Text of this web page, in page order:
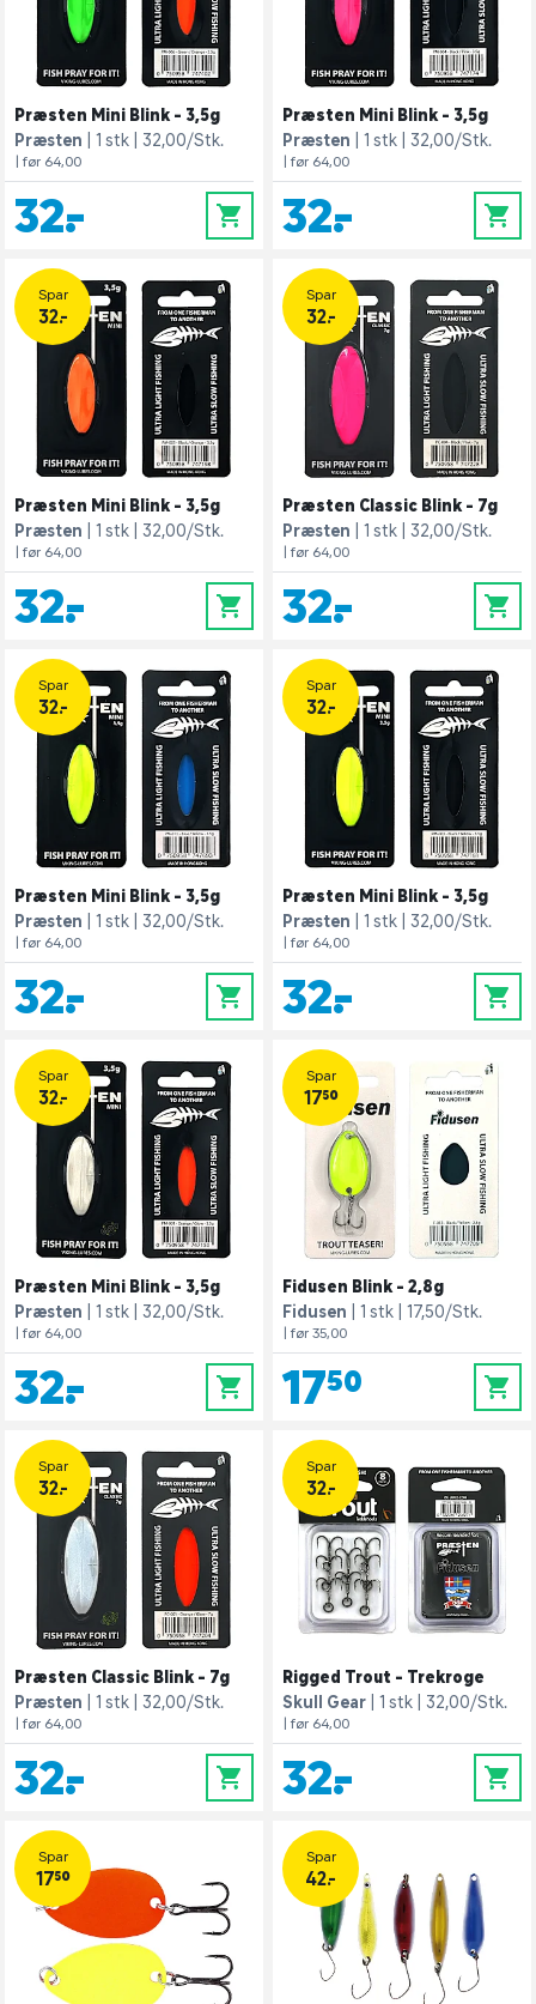
Præsten Mini Blink - 3,5g
Præsten
1 stk 32,00/Stk.
| før 64,00
32,- 0
Præsten Mini Blink - 3,5g
Præsten
1 stk 32,00/Stk.
| før 64,00
32,- 0
Spar
32.-
Præsten Mini Blink - 3,5g
Præsten
1 stk 32,00/Stk.
| før 64,00
32,- 0
Spar
32.-
Præsten Classic Blink - 7g
Præsten
1 stk 32,00/Stk.
| før 64,00
32,- 0
Spar
32.-
Præsten Mini Blink - 3,5g
Præsten
1 stk 32,00/Stk.
| før 64,00
32,- 0
Spar
32.-
Præsten Mini Blink - 3,5g
Præsten
1 stk 32,00/Stk.
| før 64,00
32,- 0
Spar
32.-
Præsten Mini Blink - 3,5g
Præsten
1 stk 32,00/Stk.
| før 64,00
32,- 0
Spar
17,50
Fidusen Blink - 2,8g
Fidusen
1 stk 17,50/Stk.
| før 35,00
17,50 0
Spar
32.-
Præsten Classic Blink - 7g
Præsten
1 stk 32,00/Stk.
| før 64,00
32,- 0
Spar
32.-
Rigged Trout - Trekroge
Skull Gear
1 stk 32,00/Stk.
| før 64,00
32,- 0
Spar
17,50
Spar
42.-